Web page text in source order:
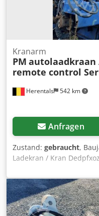
Herentals 542 km
Kranarm
PM autolaadkraan
remote control
Anfragen
Zustand: gebraucht,
Ladekran / Kran
Baujahr: 2007 2x
Fernbedienung. Mit 5.
2710 kg auf 4,2 Meter
8,1 Meter Cevoman
Belgien